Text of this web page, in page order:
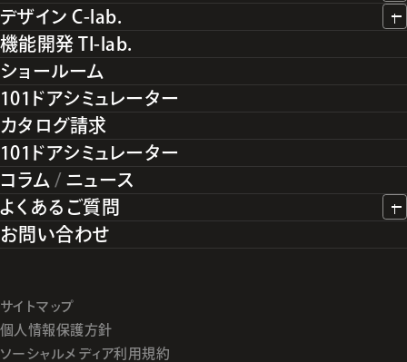
デザイン C-lab.
機能開発 TI-lab.
ショールーム
101ドアシミュレーター
カタログ請求
101ドアシミュレーター
コラム / ニュース
よくあるご質問
お問い合わせ
サイトマップ
個人情報保護方針
ソーシャルメディア利用規約